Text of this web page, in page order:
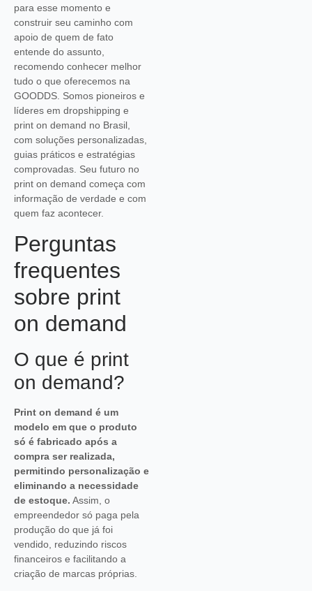
para esse momento e
construir seu caminho com
apoio de quem de fato
entende do assunto,
recomendo conhecer melhor
tudo o que oferecemos na
GOODDS. Somos pioneiros e
líderes em dropshipping e
print on demand no Brasil,
com soluções personalizadas,
guias práticos e estratégias
comprovadas. Seu futuro no
print on demand começa com
informação de verdade e com
quem faz acontecer.
Perguntas
frequentes
sobre print
on demand
O que é print
on demand?
Print on demand é um
modelo em que o produto
só é fabricado após a
compra ser realizada,
permitindo personalização e
eliminando a necessidade
de estoque. Assim, o
empreendedor só paga pela
produção do que já foi
vendido, reduzindo riscos
financeiros e facilitando a
criação de marcas próprias.